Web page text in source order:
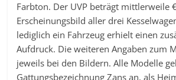
Farbton. Der UVP beträgt mittlerweile
Erscheinungsbild aller drei
lediglich ein Fahrzeug erhielt einen
Aufdruck. Die weiteren Angaben zum
jeweils bei den Bildern. Alle Modelle
Gattungsbezeichnung Zans an, als